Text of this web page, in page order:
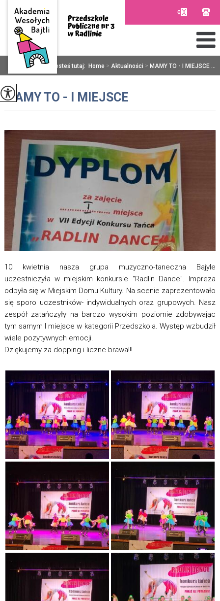
Jesteś tutaj: Home > Aktualności > MAMY TO - I MIEJSCE ...
MAMY TO - I MIEJSCE
10 kwietnia nasza grupa muzyczno-taneczna Bajyle
uczestniczyła w miejskim konkursie "Radlin Dance". Impreza
odbyła się w Miejskim Domu Kultury. Na scenie zaprezentowało
się sporo uczestników- indywidualnych oraz grupowych. Nasz
zespół zatańczyły na bardzo wysokim poziomie zdobywając
tym samym I miejsce w kategorii Przedszkola. Występ wzbudził
wiele pozytywnych emocji.
Dziękujemy za dopping i liczne brawa!!!